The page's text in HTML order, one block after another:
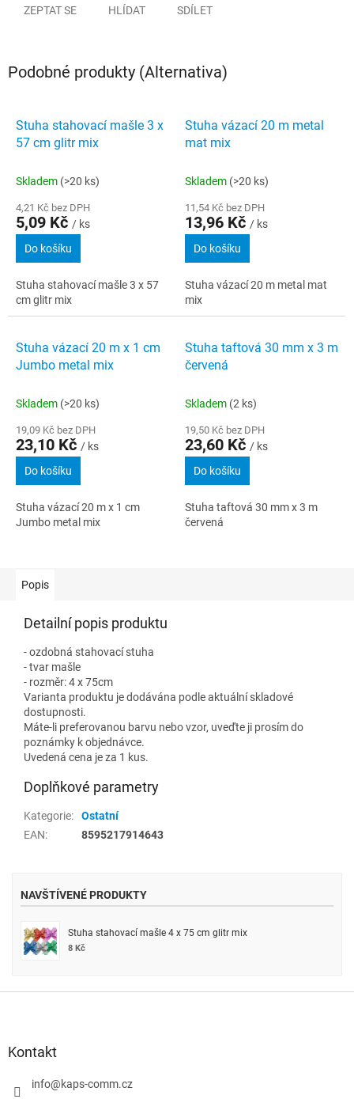
ZEPTAT SE HLÍDAT SDÍLET
Podobné produkty (Alternativa)
Stuha stahovací mašle 3 x
57 cm glitr mix
Skladem (>20 ks)
4,21 Kč bez DPH
5,09 Kč / ks
Do košíku
Stuha stahovací mašle 3 x 57
cm glitr mix
Stuha vázací 20 m metal
mat mix
Skladem (>20 ks)
11,54 Kč bez DPH
13,96 Kč / ks
Do košíku
Stuha vázací 20 m metal mat
mix
Stuha vázací 20 m x 1 cm
Jumbo metal mix
Skladem (>20 ks)
19,09 Kč bez DPH
23,10 Kč / ks
Do košíku
Stuha vázací 20 m x 1 cm
Jumbo metal mix
Stuha taftová 30 mm x 3 m
červená
Skladem (2 ks)
19,50 Kč bez DPH
23,60 Kč / ks
Do košíku
Stuha taftová 30 mm x 3 m
červená
Popis
Detailní popis produktu
- ozdobná stahovací stuha
- tvar mašle
- rozměr: 4 x 75cm
Varianta produktu je dodávána podle aktuální skladové
dostupnosti.
Máte-li preferovanou barvu nebo vzor, uveďte ji prosím do
poznámky k objednávce.
Uvedená cena je za 1 kus.
Doplňkové parametry
Kategorie:
Ostatní
EAN: 8595217914643
NAVŠTÍVENÉ PRODUKTY
Stuha stahovací mašle 4 x 75 cm glitr mix
8 Kč
Kontakt
info@kaps-comm.cz